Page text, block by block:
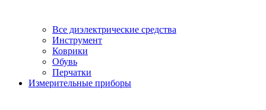
Все диэлектрические средства
Инструмент
Коврики
Обувь
Перчатки
Измерительные приборы